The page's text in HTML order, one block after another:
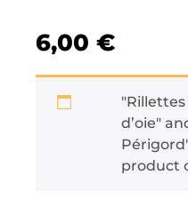
6,00 €
d’oie"
product